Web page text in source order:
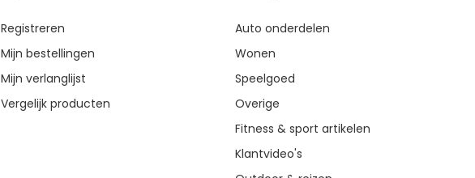
Registreren
Mijn bestellingen
Mijn verlanglijst
Vergelijk producten
Auto onderdelen
Wonen
Speelgoed
Overige
Fitness & sport artikelen
Klantvideo's